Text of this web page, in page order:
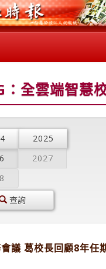
：全雲端智慧
2025
2027
查詢
議 葛校長回顧8年任